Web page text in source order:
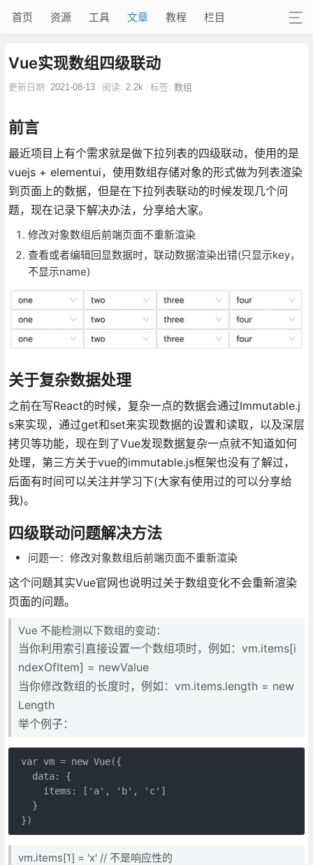
首页 资源 工具 文章 教程 栏目
Vue实现数组四级联动
更新日期: 2021-08-13 阅读: 2.2k 标签: 数组
前言
最近项目上有个需求就是做下拉列表的四级联动，使用的是
vuejs + elementui，使用数组存储对象的形式做为列表渲染
到页面上的数据，但是在下拉列表联动的时候发现几个问
题，现在记录下解决办法，分享给大家。
修改对象数组后前端页面不重新渲染
查看或者编辑回显数据时，联动数据渲染出错(只显示key，
不显示name)
关于复杂数据处理
之前在写React的时候，复杂一点的数据会通过Immutable.j
s来实现，通过get和set来实现数据的设置和读取，以及深层
拷贝等功能，现在到了Vue发现数据复杂一点就不知道如何
处理，第三方关于vue的immutable.js框架也没有了解过，
后面有时间可以关注并学习下(大家有使用过的可以分享给
我)。
四级联动问题解决方法
问题一：修改对象数组后前端页面不重新渲染
这个问题其实Vue官网也说明过关于数组变化不会重新渲染
页面的问题。
Vue 不能检测以下数组的变动：
当你利用索引直接设置一个数组项时，例如：vm.items[i
ndexOfItem] = newValue
当你修改数组的长度时，例如：vm.items.length = new
Length
举个例子：
var vm = new Vue({
   data: {
     items: ['a', 'b', 'c']
   }
})
vm.items[1] = 'x' // 不是响应性的